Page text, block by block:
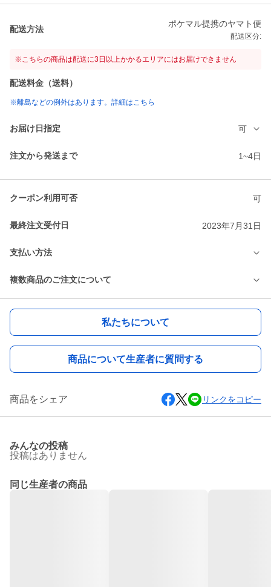
配送方法
ポケマル提携のヤマト便
配送区分:
※こちらの商品は配送に3日以上かかるエリアにはお届けできません
配送料金（送料）
※離島などの例外はあります。詳細はこちら
お届け日指定 可
注文から発送まで 1~4日
クーポン利用可否 可
最終注文受付日 2023年7月31日
支払い方法
複数商品のご注文について
私たちについて
商品について生産者に質問する
商品をシェア リンクをコピー
みんなの投稿
投稿はありません
同じ生産者の商品